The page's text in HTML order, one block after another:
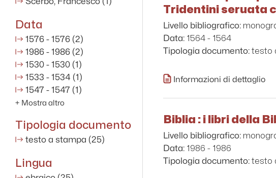
Data
1576 - 1576 (2)
1986 - 1986 (2)
1530 - 1530 (1)
1533 - 1534 (1)
1547 - 1547 (1)
+ Mostra altro
Tipologia documento
testo a stampa (25)
Lingua
Tridentini seruata
Livello bibliografico:
Data: 1564 - 1564
Tipologia documento: testo
Informazioni di dettaglio
Biblia : i libri della
Livello bibliografico:
Data: 1986 - 1986
Tipologia documento: testo